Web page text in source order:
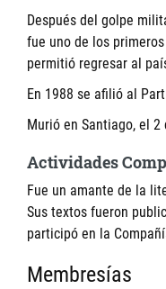
Después del golpe
fue uno de los
permitió regresar al
En 1988 se afilió al
Murió en Santiago, el 2
Actividades
Fue un amante de la
Sus textos fueron
participó en la
Membresías